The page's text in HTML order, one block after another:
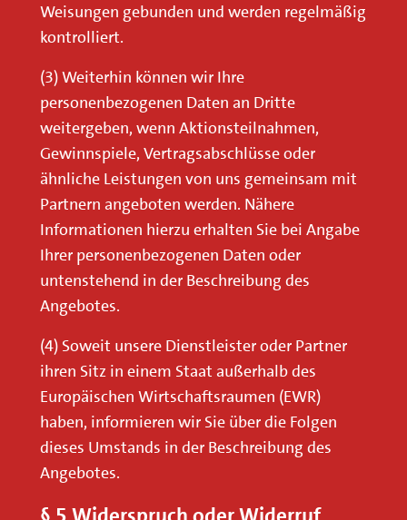
Weisungen gebunden und werden regelmäßig
kontrolliert.
(3) Weiterhin können wir Ihre
personenbezogenen Daten an Dritte
weitergeben, wenn Aktionsteilnahmen,
Gewinnspiele, Vertragsabschlüsse oder
ähnliche Leistungen von uns gemeinsam mit
Partnern angeboten werden. Nähere
Informationen hierzu erhalten Sie bei Angabe
Ihrer personenbezogenen Daten oder
untenstehend in der Beschreibung des
Angebotes.
(4) Soweit unsere Dienstleister oder Partner
ihren Sitz in einem Staat außerhalb des
Europäischen Wirtschaftsraumen (EWR)
haben, informieren wir Sie über die Folgen
dieses Umstands in der Beschreibung des
Angebotes.